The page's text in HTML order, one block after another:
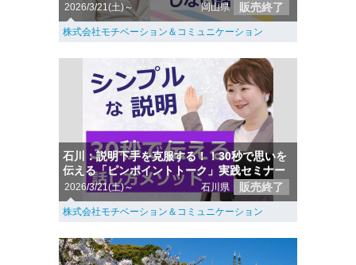
2026/3/21(土)～ 岡山県 販売終了
株式会社モチベーション＆コミュニケーション
石川：説明下手を克服する！！30秒で思いを
伝える「ピンポイントトーク」実践セミナー
2026/3/21(土)～ 石川県 販売終了
株式会社モチベーション＆コミュニケーション